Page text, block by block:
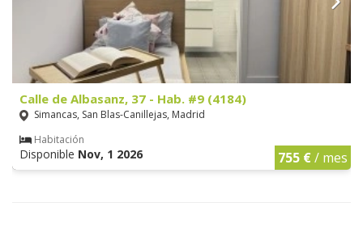
Calle de Albasanz, 37 - Hab. #9 (4184)
Simancas, San Blas-Canillejas, Madrid
Habitación
Disponible Nov, 1 2026 755 €/ mes